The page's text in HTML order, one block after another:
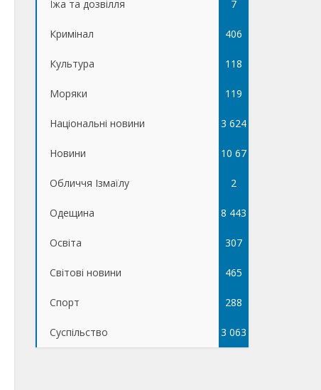
Їжа та дозвілля 7
Кримінал 406
Культура 118
Моряки 119
Національні новини 3 624
Новини 10 67
5
Обличчя Ізмаїлу 2
Одещина 8 443
Освіта 307
Світові новини 465
Спорт 288
Суспільство 3 063